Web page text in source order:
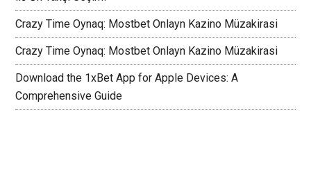
Crazy Time Oynaq: Mostbet Onlayn Kazino Müzakirasi
Crazy Time Oynaq: Mostbet Onlayn Kazino Müzakirasi
Download the 1xBet App for Apple Devices: A
Comprehensive Guide